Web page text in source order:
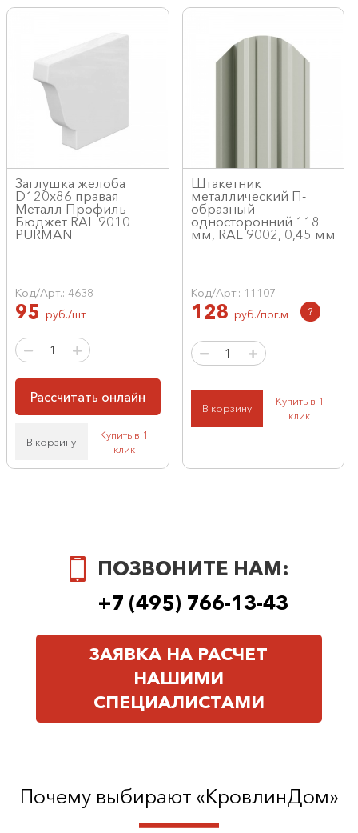
Заглушка желоба
D120х86 правая
Металл Профиль
Бюджет RAL 9010
PURMAN
Код/Арт.: 4638
95 руб./шт
Рассчитать онлайн
В корзину
Купить в 1
клик
Штакетник
металлический П-
образный
односторонний 118
мм, RAL 9002, 0,45 мм
Код/Арт.: 11107
128 руб./пог.м ?
В корзину
Купить в 1
клик
ПОЗВОНИТЕ НАМ:
+7 (495) 766-13-43
ЗАЯВКА НА РАСЧЕТ
НАШИМИ
СПЕЦИАЛИСТАМИ
Почему выбирают «КровлинДом»